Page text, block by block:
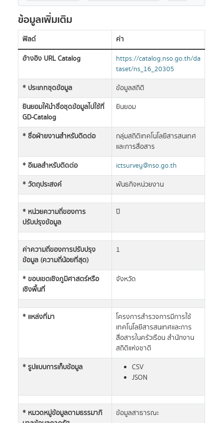
ข้อมูลเพิ่มเติม
ฟิลด์
ค่า
อ้างอิง URL Catalog
https://catalog.nso.go.th/da
taset/ns_16_20305
* ประเภทชุดข้อมูล
ข้อมูลสถิติ
ยินยอมให้นำชื่อชุดข้อมูลไปใช้ที่
GD-Catalog
ยินยอม
* ชื่อฝ่ายงานสำหรับติดต่อ
กลุ่มสถิติเทคโนโลยีสารสนเทศ
และการสื่อสาร
* อีเมลสำหรับติดต่อ
ictsurvey@nso.go.th
* วัตถุประสงค์
พันธกิจหน่วยงาน
* หน่วยความถี่ของการ
ปรับปรุงข้อมูล
ปี
ค่าความถี่ของการปรับปรุง
ข้อมูล (ความถี่น้อยที่สุด)
1
* ขอบเขตเชิงภูมิศาสตร์หรือ
เชิงพื้นที่
จังหวัด
* แหล่งที่มา
โครงการสำรวจการมีการใช้
เทคโนโลยีสารสนเทศและการ
สื่อสารในครัวเรือน สำนักงาน
สถิติแห่งชาติ
* รูปแบบการเก็บข้อมูล
CSV
JSON
* หมวดหมู่ข้อมูลตามธรรมาภิ
ข้อมูลสาธารณะ